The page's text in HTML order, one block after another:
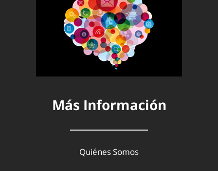
Más Información
Quiénes Somos